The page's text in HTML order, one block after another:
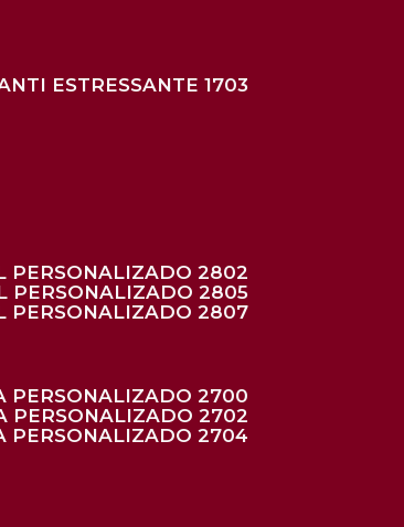
ANTI ESTRESSANTE 1703
PERSONALIZADO 2802
PERSONALIZADO 2805
PERSONALIZADO 2807
PERSONALIZADO 2700
PERSONALIZADO 2702
PERSONALIZADO 2704